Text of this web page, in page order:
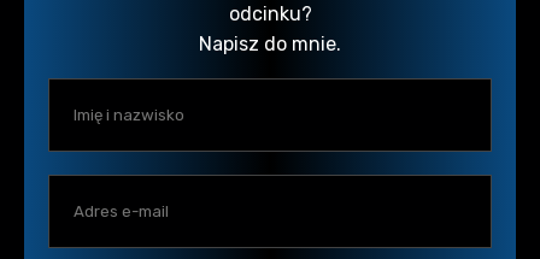
odcinku?
Napisz do mnie.